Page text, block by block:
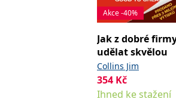
Akce -40%
Jak z dobré
udělat skvělou
Collins Jim
354 Kč
Ihned ke stažení
web.
Tento soubor
synchronizuje s
1 měsíc
Toto je velmi
3 měsíce
Tento soubor
uživatel mohl